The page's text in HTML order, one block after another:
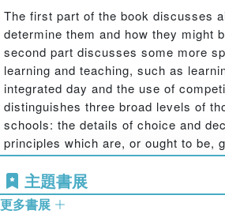
The first part of the book discusses
determine them and how they might
second part discusses some more
learning and teaching, such as
integrated day and the use of
distinguishes three broad levels of
schools: the details of choice and
principles which are, or ought to be,
practice; and the theoretical
principles available from the various
constitute the study of education.
主題書展
更多書展